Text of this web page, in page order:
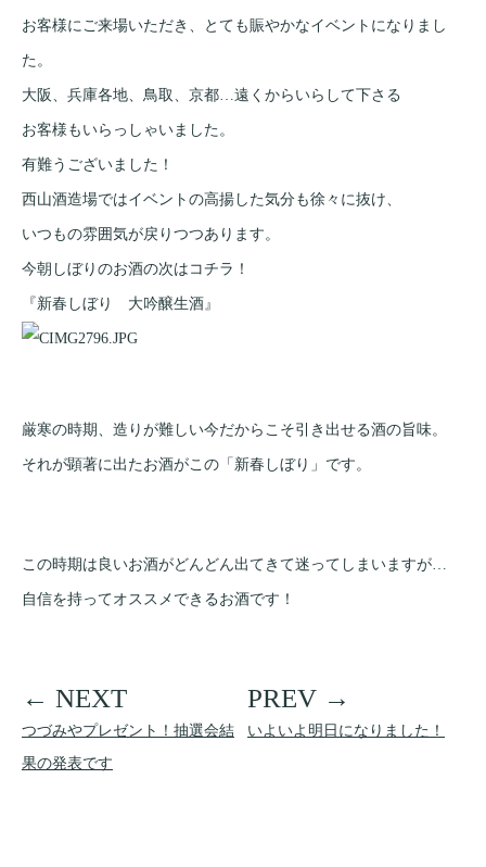
お客様にご来場いただき、とても賑やかなイベントになりまし
た。
大阪、兵庫各地、鳥取、京都…遠くからいらして下さる
お客様もいらっしゃいました。
有難うございました！
西山酒造場ではイベントの高揚した気分も徐々に抜け、
いつもの雰囲気が戻りつつあります。
今朝しぼりのお酒の次はコチラ！
『新春しぼり 大吟醸生酒』
厳寒の時期、造りが難しい今だからこそ引き出せる酒の旨味。
それが顕著に出たお酒がこの「新春しぼり」です。
この時期は良いお酒がどんどん出てきて迷ってしまいますが…
自信を持ってオススメできるお酒です！
つづみやプレゼント！抽選会結
果の発表です
いよいよ明日になりました！